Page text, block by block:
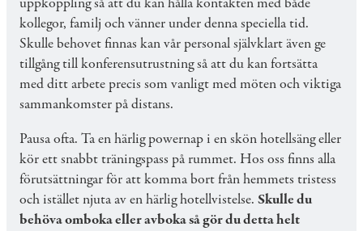
kollegor, familj och vänner under denna speciella tid.
Skulle behovet finnas kan vår personal självklart även ge
tillgång till konferensutrustning så att du kan fortsätta
med ditt arbete precis som vanligt med möten och viktiga
sammankomster på distans.
Pausa ofta. Ta en härlig powernap i en skön hotellsäng eller
kör ett snabbt träningspass på rummet. Hos oss finns alla
förutsättningar för att komma bort från hemmets tristess
och istället njuta av en härlig hotellvistelse. Skulle du
behöva omboka eller avboka så gör du detta helt